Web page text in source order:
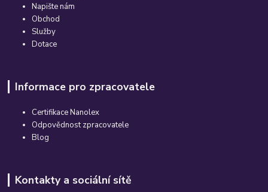
Napište nám
Obchod
Služby
Dotace
Informace pro zpracovatele
Certifikace Nanolex
Odpovědnost zpracovatele
Blog
Kontakty a sociální sítě